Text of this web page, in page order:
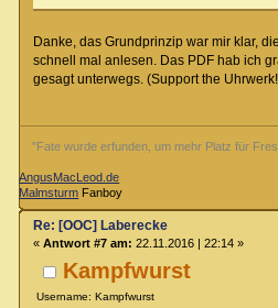
Danke, das Grundprinzip war mir klar,
schnell mal anlesen. Das PDF hab ich
gesagt unterwegs. (Support the
"Fate wurde erfunden, um mehr Platz für
AngusMacLeod.de
Malmsturm Fanboy
Kampfwurst
Username: Kampfwurst
Re: [OOC] Laberecke
« Antwort #7 am: 22.11.2016 | 22:14 »